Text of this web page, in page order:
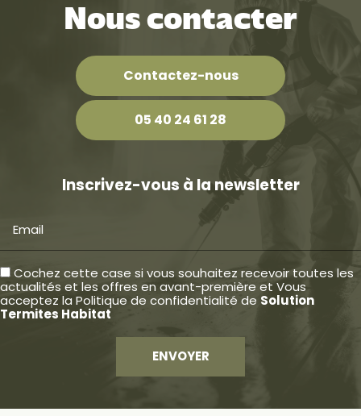
Nous contacter
Contactez-nous
05 40 24 61 28
Inscrivez-vous à la newsletter
Email
Cochez cette case si vous souhaitez recevoir toutes les
actualités et les offres en avant-première et Vous
acceptez la Politique de confidentialité de Solution
Termites Habitat